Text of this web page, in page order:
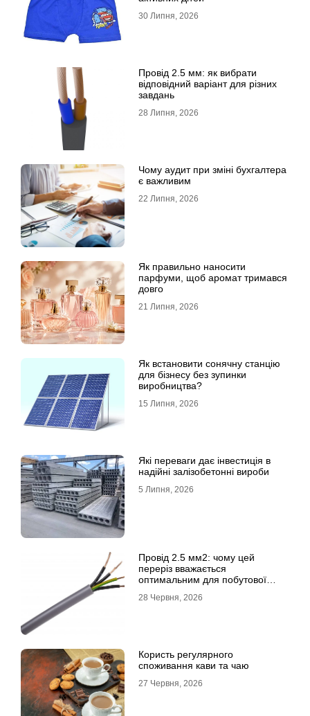
30 Липня, 2026
Провід 2.5 мм: як вибрати
відповідний варіант для різних
завдань
28 Липня, 2026
Чому аудит при зміні бухгалтера
є важливим
22 Липня, 2026
Як правильно наносити
парфуми, щоб аромат тримався
довго
21 Липня, 2026
Як встановити сонячну станцію
для бізнесу без зупинки
виробництва?
15 Липня, 2026
Які переваги дає інвестиція в
надійні залізобетонні вироби
5 Липня, 2026
Провід 2.5 мм2: чому цей
переріз вважається
оптимальним для побутової
28 Червня, 2026
Користь регулярного
споживання кави та чаю
27 Червня, 2026